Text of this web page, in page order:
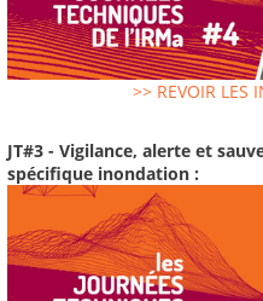
>> REVOIR LES
JT#3 - Vigilance, alerte et
spécifique inondation :